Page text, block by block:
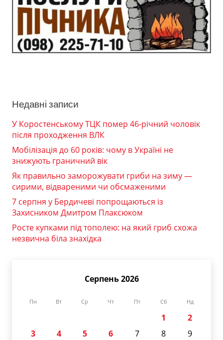
Недавні записи
У Коростенському ТЦК помер 46-річний чоловік
після проходження ВЛК
Мобілізація до 60 років: чому в Україні не
знижують граничний вік
Як правильно заморожувати гриби на зиму —
сирими, відвареними чи обсмаженими
7 серпня у Бердичеві попрощаються із
Захисником Дмитром Плаксюком
Росте купками під тополею: на який гриб схожа
незвична біла знахідка
Серпень 2026
Пн Вт Ср Чт Пт Сб Нд
1
2
3
4 5 6 7 8
9